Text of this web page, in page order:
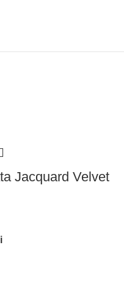
Jacquard Velvet